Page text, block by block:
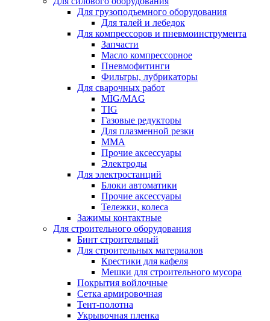
Для грузоподъемного оборудования
Для талей и лебедок
Для компрессоров и пневмоинструмента
Запчасти
Масло компрессорное
Пневмофитинги
Фильтры, лубрикаторы
Для сварочных работ
MIG/MAG
TIG
Газовые редукторы
Для плазменной резки
ММА
Прочие аксессуары
Электроды
Для электростанций
Блоки автоматики
Прочие аксессуары
Тележки, колеса
Зажимы контактные
Для строительного оборудования
Бинт строительный
Для строительных материалов
Крестики для кафеля
Мешки для строительного мусора
Покрытия войлочные
Сетка армировочная
Тент-полотна
Укрывочная пленка